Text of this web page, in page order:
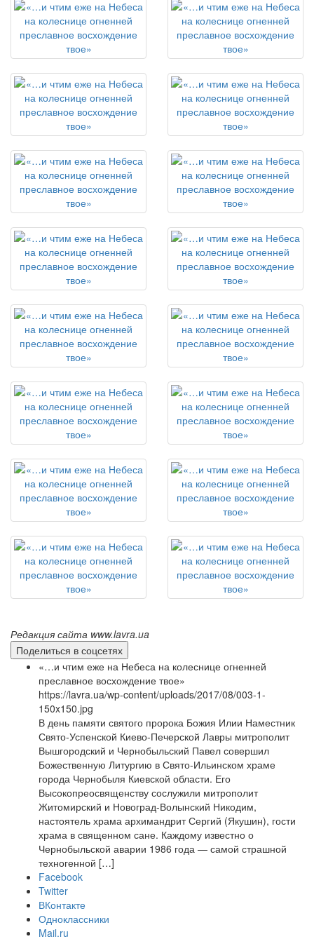
Редакция сайта www.lavra.ua
Поделиться в соцсетях
«…и чтим еже на Небеса на колеснице огненней
преславное восхождение твое»
https://lavra.ua/wp-content/uploads/2017/08/003-1-
150x150.jpg
В день памяти святого пророка Божия Илии Наместник
Свято-Успенской Киево-Печерской Лавры митрополит
Вышгородский и Чернобыльский Павел совершил
Божественную Литургию в Свято-Ильинском храме
города Чернобыля Киевской области. Его
Высокопреосвященству сослужили митрополит
Житомирский и Новоград-Волынский Никодим,
настоятель храма архимандрит Сергий (Якушин), гости
храма в священном сане. Каждому известно о
Чернобыльской аварии 1986 года — самой страшной
техногенной […]
Facebook
Twitter
ВКонтакте
Одноклассники
Mail.ru